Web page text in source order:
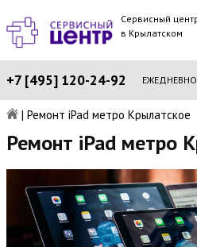
Сервисный
в Крылатском
+7 [495] 120-24-92
| Ремонт iPad метро Крылатское
Ремонт iPad метро